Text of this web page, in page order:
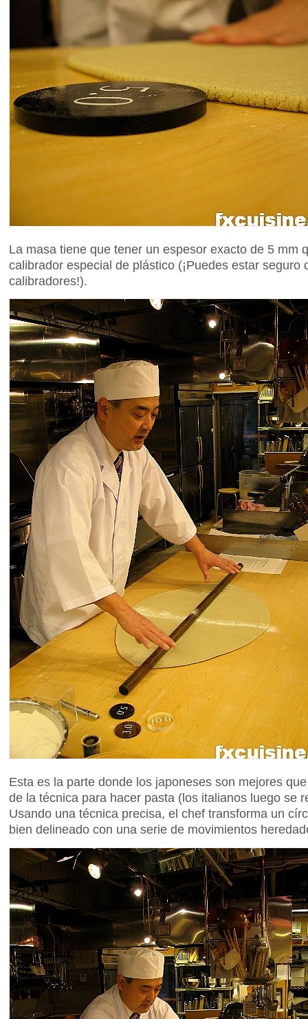
La masa tiene que tener un espesor exacto de 5 mm
calibrador especial de plástico (¡Puedes estar seguro
calibradores!).
Esta es la parte donde los japoneses son mejores
de la técnica para hacer pasta (los italianos luego se
Usando una técnica precisa, el chef transforma un
bien delineado con una serie de movimientos